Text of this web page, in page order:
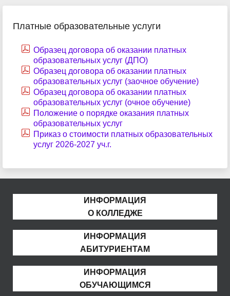
Платные образовательные услуги
Образец договора об оказании платных
образовательных услуг (ДПО)
Образец договора об оказании платных
образовательных услуг (заочное обучение)
Образец договора об оказании платных
образовательных услуг (очное обучение)
Положение о порядке оказания платных
образовательных услуг
Приказ о стоимости платных образовательных
услуг 2026-2027 уч.г.
ИНФОРМАЦИЯ
О КОЛЛЕДЖЕ
ИНФОРМАЦИЯ
АБИТУРИЕНТАМ
ИНФОРМАЦИЯ
ОБУЧАЮЩИМСЯ